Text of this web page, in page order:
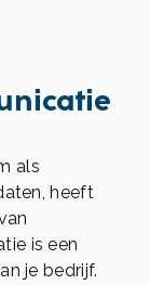
als
heeft
is een
je bedrijf.